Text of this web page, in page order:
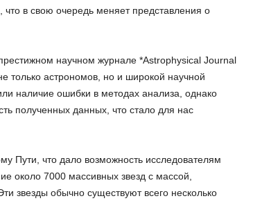
в свою очередь меняет представления о
научном журнале *Astrophysical Journal
только астрономов, но и широкой научной
наличие ошибки в методах анализа, однако
полученных данных, что стало для нас
Пути, что дало возможность исследователям
около 7000 массивных звезд с массой,
звезды обычно существуют всего несколько